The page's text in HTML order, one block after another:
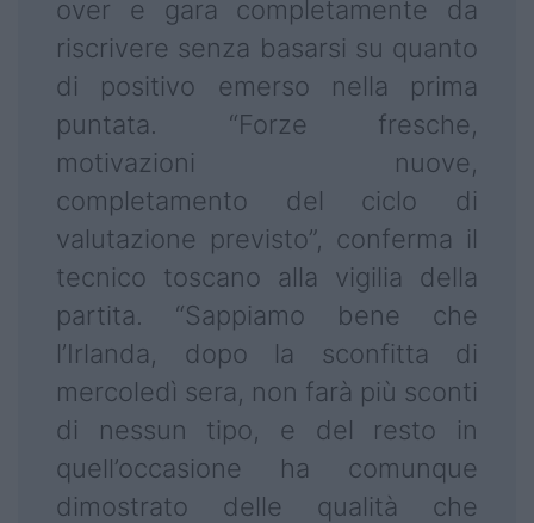
over e gara completamente da
riscrivere senza basarsi su quanto
di positivo emerso nella prima
puntata. “Forze fresche,
motivazioni nuove,
completamento del ciclo di
valutazione previsto”, conferma il
tecnico toscano alla vigilia della
partita. “Sappiamo bene che
l’Irlanda, dopo la sconfitta di
mercoledì sera, non farà più sconti
di nessun tipo, e del resto in
quell’occasione ha comunque
dimostrato delle qualità che